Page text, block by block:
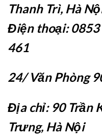
Thanh Trì, Hà
Điện thoại: 0853
461
24/ Văn Phòng
Địa chỉ: 90 Trần
Trưng, Hà Nội